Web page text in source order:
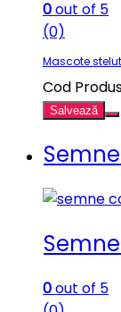
0out of 5
(0)
Mascote
Cod
Salvează
0out of 5